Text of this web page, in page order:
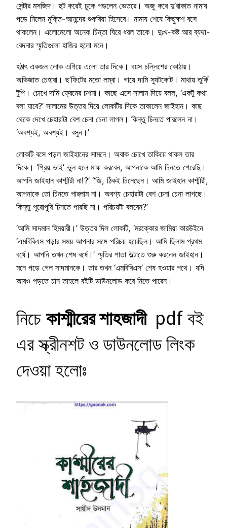
সেন্টার মসজিদ। হুট করেই ঢুকে পড়লেন ভেতরে। অজু করে দু’রাকাত নামায
পড়ে নিলেন মুক্তি-আনন্দের শুকরিয়া হিসেবে। নামায শেষে কিছুক্ষণ বসে
থাকলেন। এলোমেলো অনেক চিন্তা ঘিরে ধরল তাকে। দুঃখ-কষ্ট আর ব্যথা-
বেদনার স্মৃতিগুলো হাজির হলো মনে।
হঠাৎ একজন লোক এগিয়ে এলো তার দিকে। বয়স চল্লিশের কোঠায়।
অভিজাত চেহারা। ছ’ফিটের মতো লম্বা। গায়ে দামি স্যুটকোট। মাথায় তুর্কি
টুপি। চোখে দামি ফ্রেমের চশমা। কাছে এসে সালাম দিয়ে বলল, ‘একটু কথা
বলা যাবে?’ সালামের উত্তর দিয়ে লোকটির দিকে তাকালেন জাইহান। কাছ
থেকে দেখে চেহারাটা বেশ চেনা চেনা লাগল। কিন্তু চিনতে পারলেন না।
‘অবশ্যই, অবশ্যই। বসুন।’
লোকটি বসে পড়ল জাইহানের সামনে। অবাক চোখে তাকিয়ে থাকল তার
দিকে। ‘প্রিয় ভাই’ ভুল হলে মাফ করবেন, আপনাকে আমি চিনতে পেরেছি।
আপনি জাইহান কাশ্মীরী না!?’ “জি, ঠিকই চিনেছেন। আমি জাইহান কাশ্মীরী,
আপনাকে তো চিনতে পারলাম না। অবশ্য চেহারাটা বেশ চেনা চেনা লাগছে।
কিন্তু পুরোপুরি চিনতে পারছি না। পরিচয়টা বলবেন?’
‘আমি সাদমান হিময়ারী।’ উত্তর দিল লোকটি, ‘মরক্কোর জামিয়া কারউইনে
‘এমবিবিএস পড়ার সময় আপনার সঙ্গে পরিচয় হয়েছিল। আমি ছিলাম প্রথম
বর্ষে। আপনি তখন শেষ বর্ষে।’ স্মৃতির পাতা উল্টাতে শুরু করলেন জাইহান।
মনে পড়ে গেল সাদমানকে। তার তখন ‘এমবিবিএস’ শেষ হওয়ার পথে। যদি
আরও পড়তে চান তাহলে বইটি ডাউনলোড করে নিতে পারেন।
নিচে কাশ্মীরের শাহজাদী pdf বই
এর স্ক্রীনশট ও ডাউনলোড লিংক
দেওয়া হলোঃ